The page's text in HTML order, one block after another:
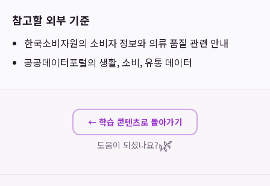
참고할 외부 기준
한국소비자원의 소비자 정보와 의류 품질 관련 안내
공공데이터포털의 생활, 소비, 유통 데이터
← 학습 콘텐츠로 돌아가기
도움이 되셨나요?🌿